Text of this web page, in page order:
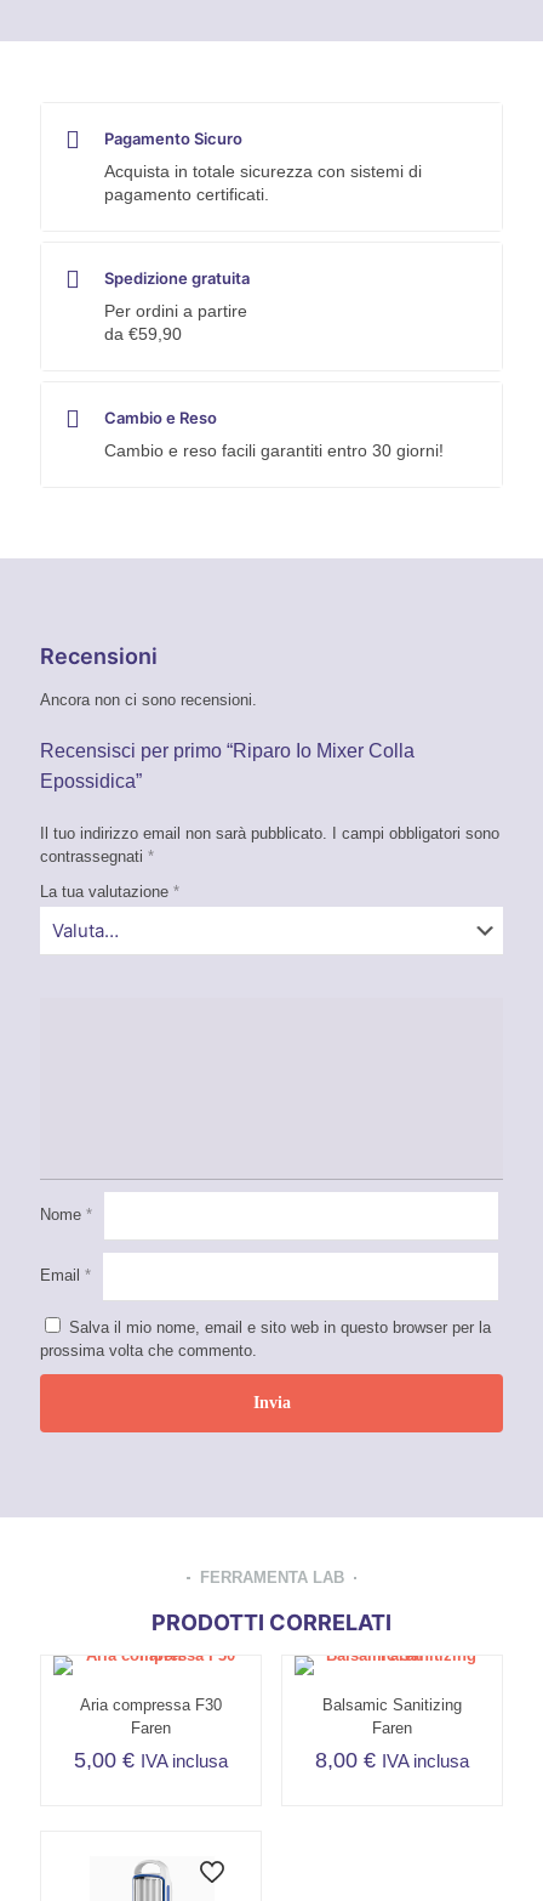
Pagamento Sicuro
Acquista in totale sicurezza con sistemi di
pagamento certificati.
Spedizione gratuita
Per ordini a partire
da €59,90
Cambio e Reso
Cambio e reso facili garantiti entro 30 giorni!
Recensioni
Ancora non ci sono recensioni.
Recensisci per primo “Riparo Io Mixer Colla
Epossidica”
Il tuo indirizzo email non sarà pubblicato.
I campi obbligatori sono
contrassegnati *
La tua valutazione *
Nome *
Email *
Salva il mio nome, email e sito web in questo browser per la
prossima volta che commento.
FERRAMENTA LAB
PRODOTTI CORRELATI
Aria compressa F30
Faren
5,00€ IVA inclusa
Balsamic Sanitizing
Faren
8,00 € IVA inclusa